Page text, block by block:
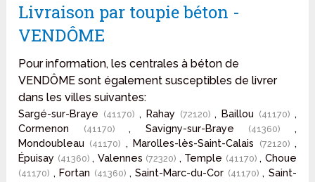
Livraison par toupie béton -
VENDÔME
Pour information, les centrales à béton de
VENDÔME sont également susceptibles de livrer
dans les villes suivantes:
Sargé-sur-Braye (41170) , Rahay (72120), Baillou (41170) ,
Cormenon
(41170), Savigny-sur-Braye (41360) ,
Mondoubleau (41170) , Marolles-lès-Saint-Calais (72120) ,
Épuisay (41360), Valennes (72320) , Temple (41170), Choue
(41170) , Fortan (41360) , Saint-Marc-du-Cor (41170), Saint-